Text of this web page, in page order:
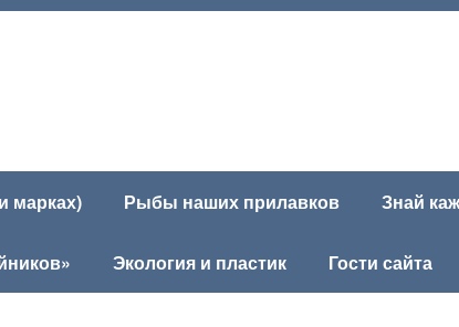
марках) Рыбы наших прилавков Знай
Экология и пластик Гости сайта